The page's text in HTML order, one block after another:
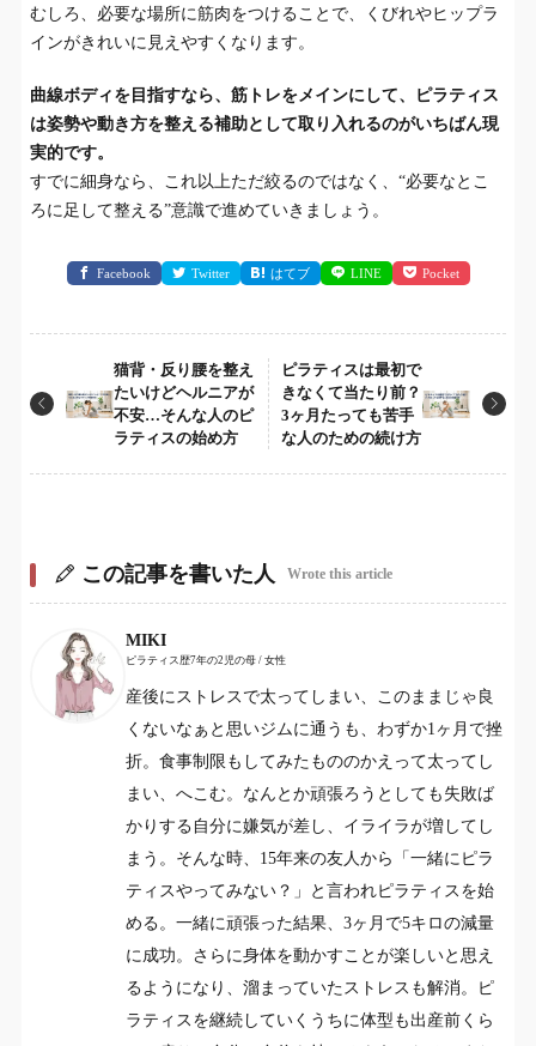
むしろ、必要な場所に筋肉をつけることで、くびれやヒップラ
インがきれいに見えやすくなります。
曲線ボディを目指すなら、筋トレをメインにして、ピラティス
は姿勢や動き方を整える補助として取り入れるのがいちばん現
実的です。
すでに細身なら、これ以上ただ絞るのではなく、“必要なとこ
ろに足して整える”意識で進めていきましょう。
Facebook Twitter はてブ LINE Pocket
猫背・反り腰を整え
たいけどヘルニアが
不安…そんな人のピ
ラティスの始め方
ピラティスは最初で
きなくて当たり前？
3ヶ月たっても苦手
な人のための続け方
この記事を書いた人 Wrote this article
MIKI
ピラティス歴7年の2児の母 / 女性
産後にストレスで太ってしまい、このままじゃ良
くないなぁと思いジムに通うも、わずか1ヶ月で挫
折。食事制限もしてみたもののかえって太ってし
まい、へこむ。なんとか頑張ろうとしても失敗ば
かりする自分に嫌気が差し、イライラが増してし
まう。そんな時、15年来の友人から「一緒にピラ
ティスやってみない？」と言われピラティスを始
める。一緒に頑張った結果、3ヶ月で5キロの減量
に成功。さらに身体を動かすことが楽しいと思え
るようになり、溜まっていたストレスも解消。ピ
ラティスを継続していくうちに体型も出産前くら